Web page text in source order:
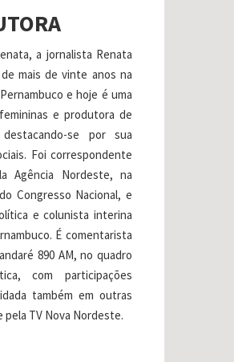
a jornalista Renata
mais de vinte anos na
e hoje é uma
e produtora de
se por sua
Foi correspondente
Agência Nordeste, na
Congresso Nacional, e
e colunista interina
É comentarista
890 AM, no quadro
com participações
também em outras
pela TV Nova Nordeste.